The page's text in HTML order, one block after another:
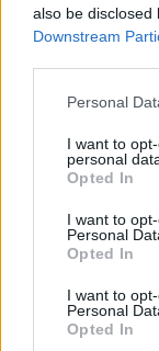
also be disclosed
Downstream
Please note that
not limited to
grant or deny
use your data
consent section.
Personal
I want to
personal
Opted In
I want to
Personal
Opted In
I want to
Personal
Opted In